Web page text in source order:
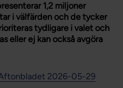
1,2 miljoner
i välfärden och de tycker
tydligare i valet och
eller ej kan också avgöra
2026-05-29